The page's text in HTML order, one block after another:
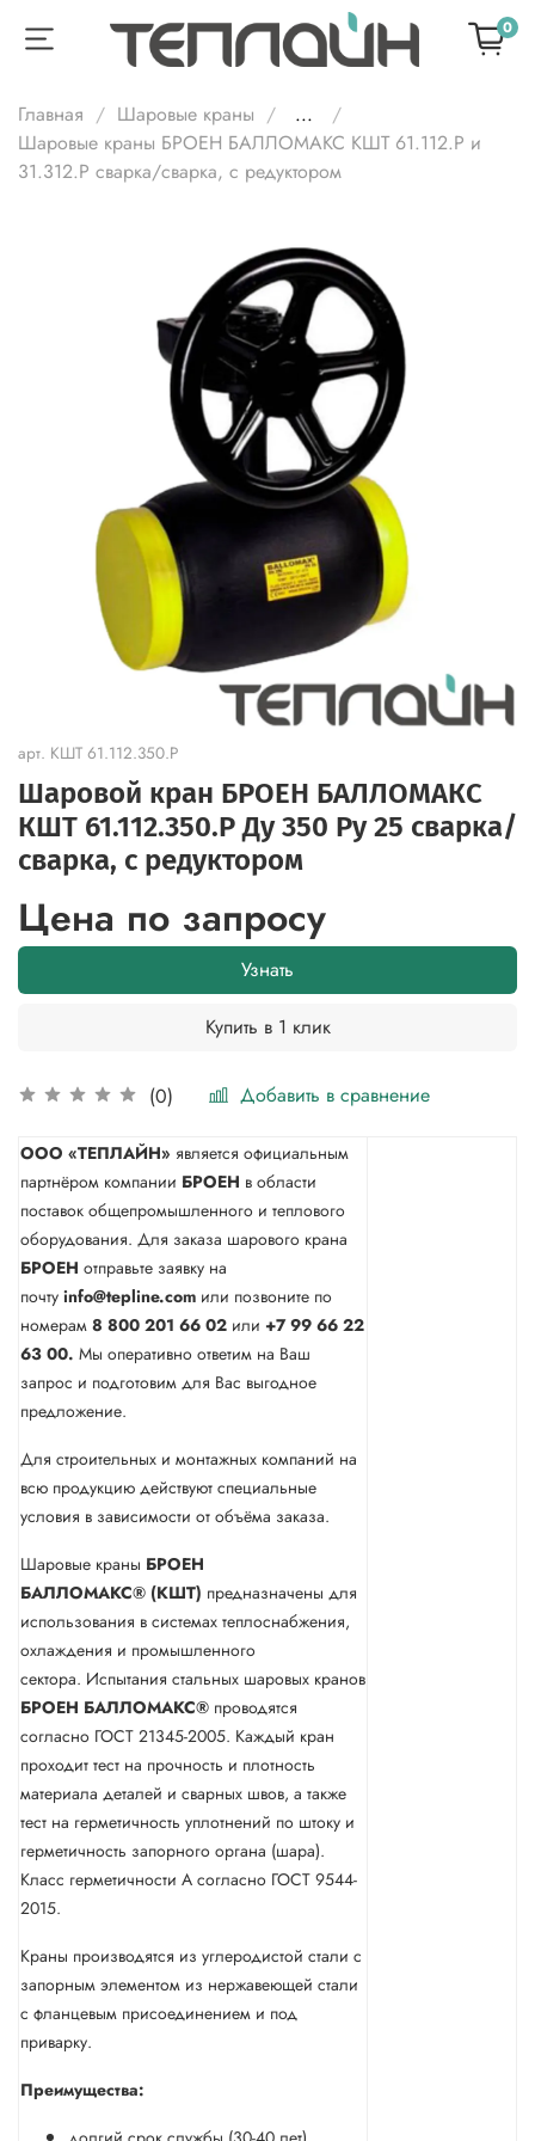
0
Главная Шаровые краны
...
Шаровые краны БРОЕН БАЛЛОМАКС КШТ 61.112.Р и
31.312.Р сварка/сварка, с редуктором
арт. КШТ 61.112.350.Р
Шаровой кран БРОЕН БАЛЛОМАКС
КШТ 61.112.350.Р Ду 350 Ру 25 сварка/
сварка, с редуктором
(0) Добавить в сравнение
Цена по запросу
Узнать
Купить в 1 клик
ООО «ТЕПЛАЙН» является официальным
партнёром компании БРОЕН в области
поставок общепромышленного и теплового
оборудования. Для заказа шарового крана
БРОЕН отправьте заявку на
почту info@tepline.com или позвоните по
номерам 8 800 201 66 02 или +7 99 66 22
63 00. Мы оперативно ответим на Ваш
запрос и подготовим для Вас выгодное
предложение.
Для строительных и монтажных компаний на
всю продукцию действуют специальные
условия в зависимости от объёма заказа.
Шаровые краны БРОЕН
БАЛЛОМАКС® (КШТ) предназначены для
использования в системах теплоснабжения,
охлаждения и промышленного
сектора. Испытания стальных шаровых кранов
БРОЕН БАЛЛОМАКС® проводятся
согласно ГОСТ 21345-2005. Каждый кран
проходит тест на прочность и плотность
материала деталей и сварных швов, а также
тест на герметичность уплотнений по штоку и
герметичность запорного органа (шара).
Класс герметичности А согласно ГОСТ 9544-
2015.
Краны производятся из углеродистой стали с
запорным элементом из нержавеющей стали
с фланцевым присоединением и под
приварку.
Преимущества: